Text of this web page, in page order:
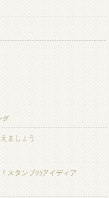
グ
ましょう
スタンプのアイディア